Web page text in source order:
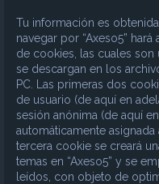
Tu información es
navegar por “Axeso5”
de cookies, las cuales
se descargan en los
PC. Las primeras dos
de usuario (de aquí en
sesión anónima (de aquí
automáticamente
tercera cookie se creará
temas en “Axeso5” y se
leídos, con objeto de